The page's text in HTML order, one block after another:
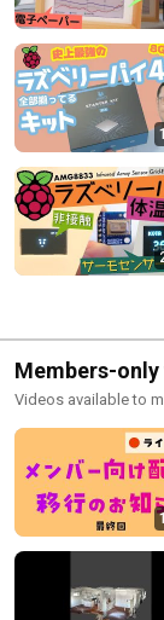
Members-
Videos available to